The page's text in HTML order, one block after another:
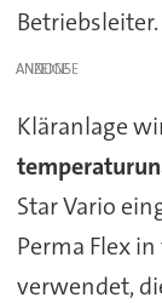
Betriebsleiter.
ANZEIGE
Kläranlage
Star Vario
Perma Flex
verwendet,